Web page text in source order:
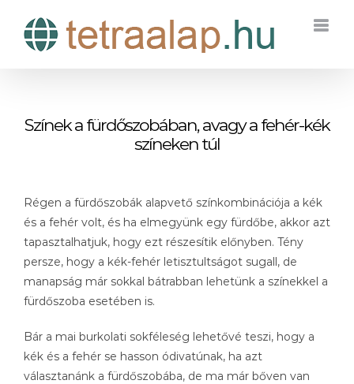
Színek a fürdőszobában, avagy a fehér-kék
színeken túl
Régen a fürdőszobák alapvető színkombinációja a kék
és a fehér volt, és ha elmegyünk egy fürdőbe, akkor azt
tapasztalhatjuk, hogy ezt részesítik előnyben. Tény
persze, hogy a kék-fehér letisztultságot sugall, de
manapság már sokkal bátrabban lehetünk a színekkel a
fürdőszoba esetében is.
Bár a mai burkolati sokféleség lehetővé teszi, hogy a
kék és a fehér se hasson ódivatúnak, ha azt
választanánk a fürdőszobába, de ma már bőven van